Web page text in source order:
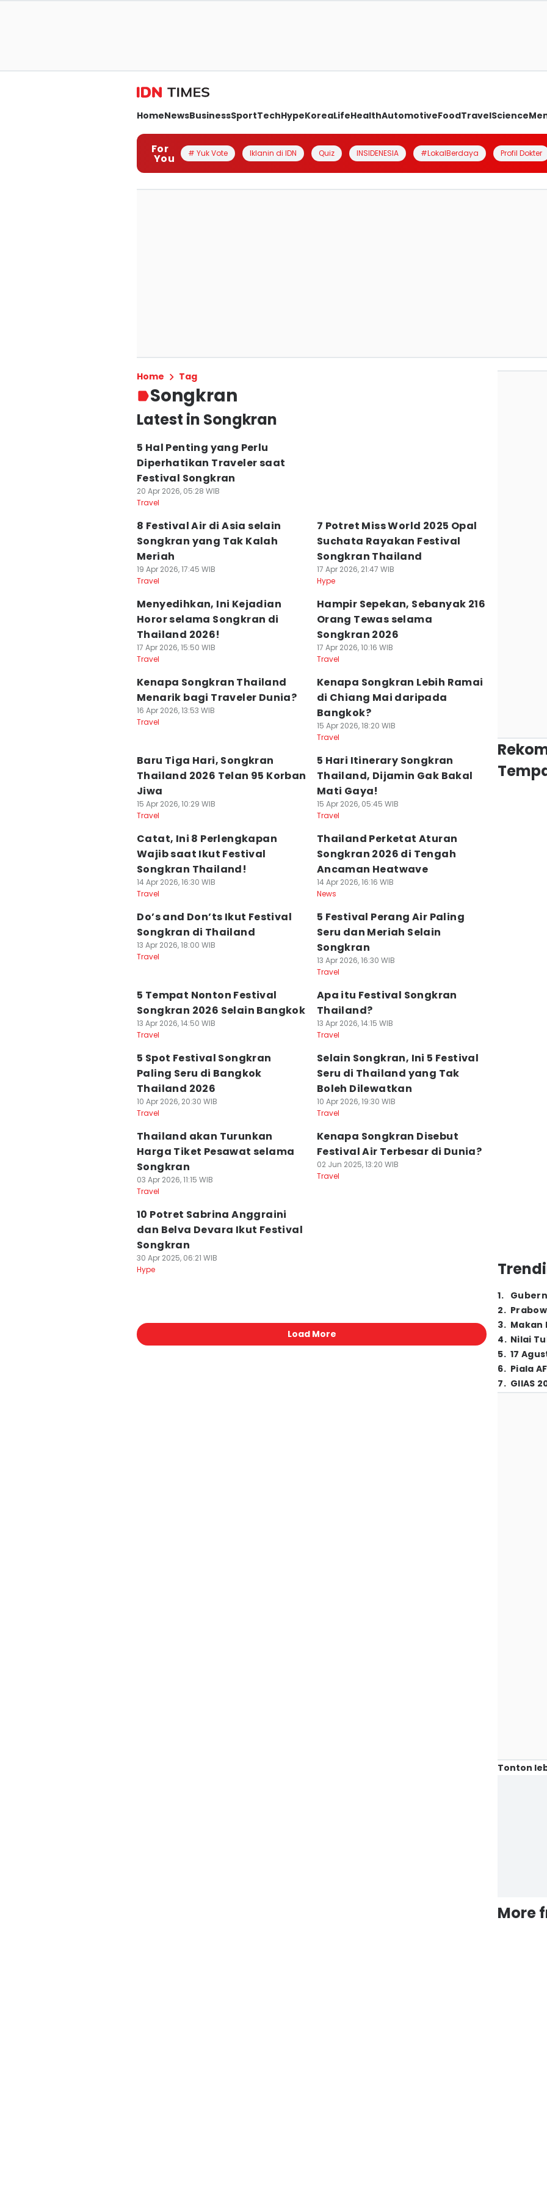
HomeNewsBusinessSportTechHypeKoreaLifeHealthAutomotiveFoodTravelScience
For
You # Yuk Vote Iklanin di IDN Quiz INSIDENESIA #LokalBerdaya Profil Dokter
Home Tag
Songkran
Latest in Songkran
5 Hal Penting yang Perlu
Diperhatikan Traveler saat
Festival Songkran
20 Apr 2026, 05:28 WIB
Travel
8 Festival Air di Asia selain
Songkran yang Tak Kalah
Meriah
19 Apr 2026, 17:45 WIB
Travel
7 Potret Miss World 2025 Opal
Suchata Rayakan Festival
Songkran Thailand
17 Apr 2026, 21:47 WIB
Hype
Menyedihkan, Ini Kejadian
Horor selama Songkran di
Thailand 2026!
17 Apr 2026, 15:50 WIB
Travel
Hampir Sepekan, Sebanyak 216
Orang Tewas selama
Songkran 2026
17 Apr 2026, 10:16 WIB
Travel
Kenapa Songkran Thailand
Menarik bagi Traveler Dunia?
16 Apr 2026, 13:53 WIB
Travel
Kenapa Songkran Lebih Ramai
di Chiang Mai daripada
Bangkok?
15 Apr 2026, 18:20 WIB
Travel
Baru Tiga Hari, Songkran
Thailand 2026 Telan 95 Korban
Jiwa
15 Apr 2026, 10:29 WIB
Travel
5 Hari Itinerary Songkran
Thailand, Dijamin Gak Bakal
Mati Gaya!
15 Apr 2026, 05:45 WIB
Travel
Catat, Ini 8 Perlengkapan
Wajib saat Ikut Festival
Songkran Thailand!
14 Apr 2026, 16:30 WIB
Travel
Thailand Perketat Aturan
Songkran 2026 di Tengah
Ancaman Heatwave
14 Apr 2026, 16:16 WIB
News
⁠Do’s and Don’ts Ikut Festival
Songkran di Thailand
13 Apr 2026, 18:00 WIB
Travel
5 Festival Perang Air Paling
Seru dan Meriah Selain
Songkran
13 Apr 2026, 16:30 WIB
Travel
5 Tempat Nonton Festival
Songkran 2026 Selain Bangkok
13 Apr 2026, 14:50 WIB
Travel
Apa itu Festival Songkran
Thailand?
13 Apr 2026, 14:15 WIB
Travel
5 Spot Festival Songkran
Paling Seru di Bangkok
Thailand 2026
10 Apr 2026, 20:30 WIB
Travel
Selain Songkran, Ini 5 Festival
Seru di Thailand yang Tak
Boleh Dilewatkan
10 Apr 2026, 19:30 WIB
Travel
Thailand akan Turunkan
Harga Tiket Pesawat selama
Songkran
03 Apr 2026, 11:15 WIB
Travel
Kenapa Songkran Disebut
Festival Air Terbesar di Dunia?
02 Jun 2025, 13:20 WIB
Travel
10 Potret Sabrina Anggraini
dan Belva Devara Ikut Festival
Songkran
30 Apr 2025, 06:21 WIB
Hype
Load More
1.
2.
3. Makan
4. Nilai
5. 17
6. Piala
7. GIIAS
Tonton
More